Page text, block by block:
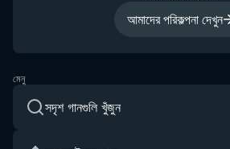
আমাদের পরিকল্পনা দেখুন
মেনু
সদৃশ গানগুলি খুঁজুন